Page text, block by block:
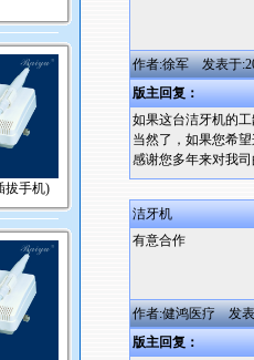
拔手机)
作者:徐军 发表于
版主回复：
如果这台洁牙机的
当然了，如果您希
感谢您多年来对我
洁牙机
有意合作
作者:健鸿医疗 发表
版主回复：